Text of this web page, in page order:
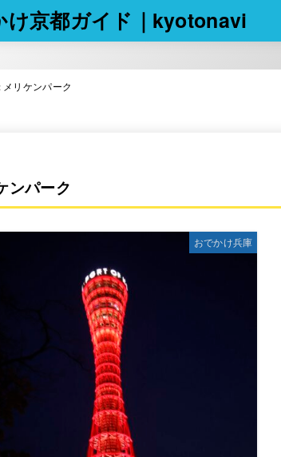
け京都ガイド｜kyotonavi
メリケンパーク
ンパーク
おでかけ兵庫